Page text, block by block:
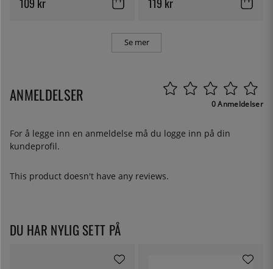
Se mer
ANMELDELSER 0 Anmeldelser
For å legge inn en anmeldelse må du logge inn på din
kundeprofil.
This product doesn't have any reviews.
DU HAR NYLIG SETT PÅ